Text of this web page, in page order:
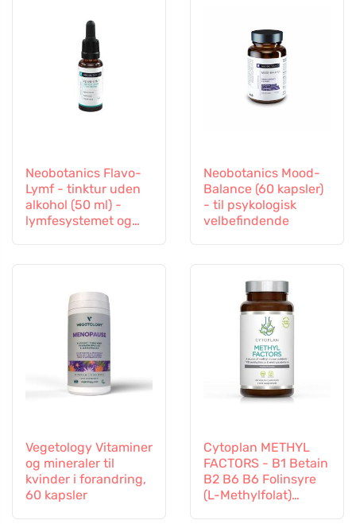
Neobotanics Flavo-
Lymf - tinktur uden
alkohol (50 ml) -
lymfesystemet og
Neobotanics Mood-
Balance (60 kapsler)
- til psykologisk
velbefindende
Vegetology Vitaminer
og mineraler til
kvinder i forandring,
60 kapsler
Cytoplan METHYL
FACTORS - B1 Betain
B2 B6 B6 Folinsyre
(L-Methylfolat)